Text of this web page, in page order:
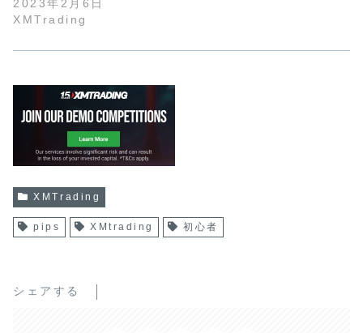
2023年2月6日
XMTrading
XMTrading
pips XMtrading 初心者
シェアする